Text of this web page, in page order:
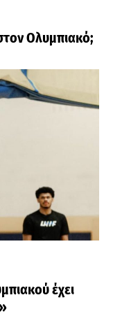
Ολυμπιακό;
έχει